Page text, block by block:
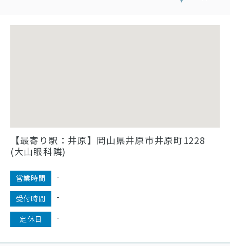
【最寄り駅：井原】岡山県井原市井原町1228
(大山眼科隣)
営業時間 -
受付時間 -
定休日 -